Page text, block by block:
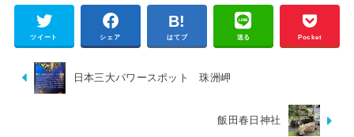
ツイート シェア はてブ 送る Pocket
日本三大パワースポット 珠洲岬
飯田春日神社